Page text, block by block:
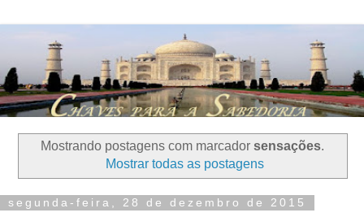
Mostrando postagens com marcador sensações.
Mostrar todas as postagens
segunda-feira, 28 de dezembro de 2015